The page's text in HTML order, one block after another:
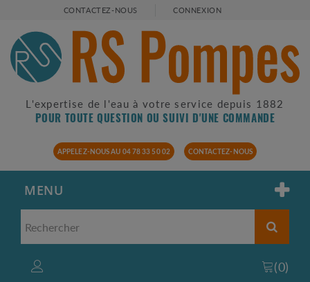
CONTACTEZ-NOUS CONNEXION
L'expertise de l'eau à votre service depuis 1882
POUR TOUTE QUESTION OU SUIVI D'UNE COMMANDE
APPELEZ-NOUS AU 04 78 33 50 02 CONTACTEZ-NOUS
MENU
(0)